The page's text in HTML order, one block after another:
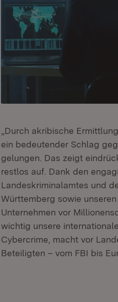
„Durch akribische
ein bedeutender Schlag
gelungen. Das zeigt
restlos auf. Dank den
Landeskriminalamtes und
Württemberg sowie
Unternehmen vor
wichtig unsere
Cybercrime, macht vor
Beteiligten – vom FBI bis